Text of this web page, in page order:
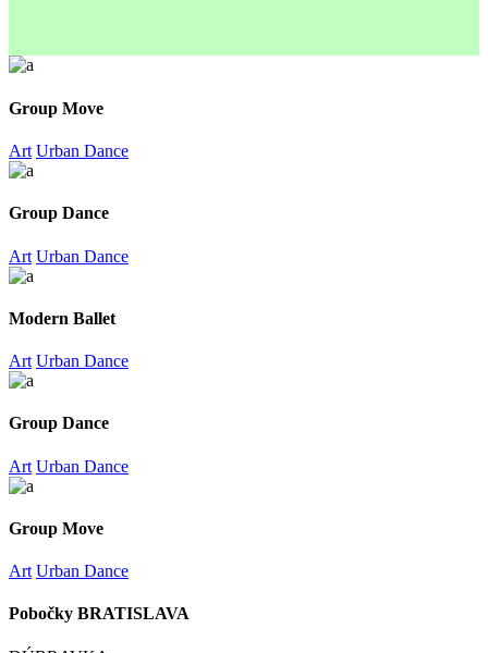
Group Move
Art Urban Dance
Group Dance
Art Urban Dance
Modern Ballet
Art Urban Dance
Group Dance
Art Urban Dance
Group Move
Art Urban Dance
Pobočky BRATISLAVA